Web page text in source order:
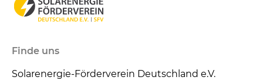
Finde uns
Solarenergie-Förderverein Deutschland e.V.